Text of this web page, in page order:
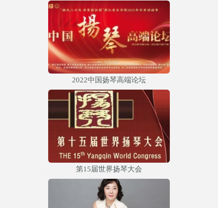
2022中国扬琴高端论坛
第15届世界扬琴大会